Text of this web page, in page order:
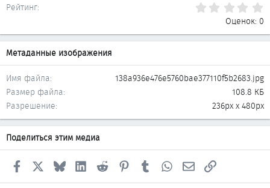
Рейтинг
Оценок: 0
Метаданные изображения
Имя файла
138a936e476e5760bae377110f5b2683.jpg
Размер файла
108.8 КБ
Разрешение
236px x 480px
Поделиться этим медиа
Facebook Bluesky LinkedInReddit PinterestTumblr WhatsAppЭлектронная почта
Ссылка